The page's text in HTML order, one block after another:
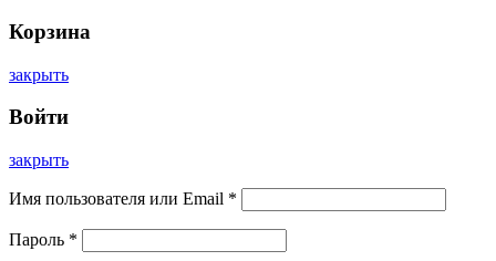
Корзина
закрыть
Войти
закрыть
Имя пользователя или Email *
Пароль *